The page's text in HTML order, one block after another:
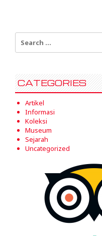
Search
for:
CATEGORIES
Artikel
Informasi
Koleksi
Museum
Sejarah
Uncategorized